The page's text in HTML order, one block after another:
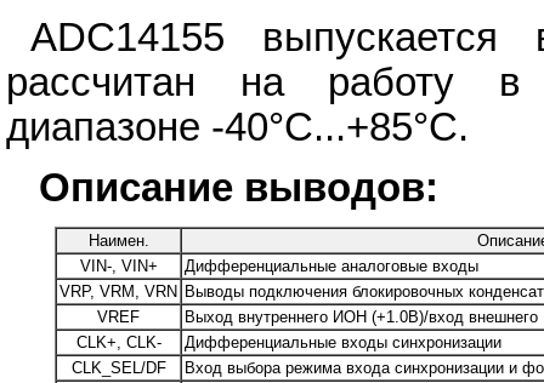
ADC14155
рассчитан на работу в
диапазоне -40°C...+85°C.
Описание выводов:
Наимен.
VIN-, VIN+
Дифференциальные аналоговые входы
VRP, VRM, VRN Выводы подключения блокировочных
VREF
Выход внутреннего ИОН (+1.0В)/вход
CLK+, CLK-
Дифференциальные входы синхронизации
CLK_SEL/DF
Вход выбора режима входа синхронизации и